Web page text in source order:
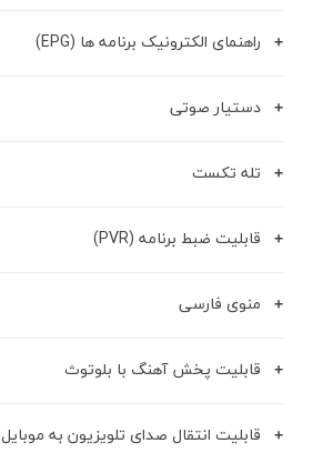
راهنمای الکترونیک برنامه ها (EPG)
دستیار صوتی
تله تکست
قابلیت ضبط برنامه (PVR)
منوی فارسی
قابلیت پخش آهنگ با بلوتوث
قابلیت انتقال صدای تلویزیون به موبایل